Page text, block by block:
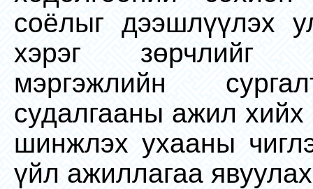
соёлыг дээшлүүлэх
хэрэг зөрчлийг
мэргэжлийн
судалгааны ажил
шинжлэх ухааны
үйл ажиллагаа